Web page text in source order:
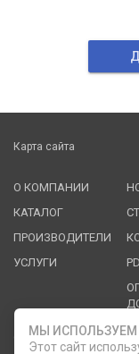
Карта сайта
О КОМПАНИИ
КАТАЛОГ
ПРОИЗВОДИТЕЛИ
УСЛУГИ
Служба клиентской
МЫ ИСПОЛЬЗУЕМ
Этот сайт